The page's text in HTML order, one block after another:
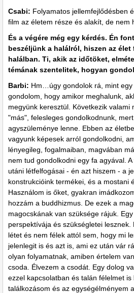
Csabi: Folyamatos jellemfejlődésben
film az életem része és alakít, de nem
És a végére még egy kérdés. Én
beszéljünk a halálról, hiszen az élet
halálban. Ti, akik az időtöket,
témának szentelitek, hogyan
Barbi: Hm…úgy gondolok rá, mint
gondolom, hogy amikor meghalunk,
megyünk keresztül. Következik valami
"más", felesleges gondolkodnunk,
agyszüleménye lenne. Ebben az
vagyunk képesek arról gondolkodni,
lényegileg, fogalmaiban, magvában
nem tud gondolkodni egy fa agyával.
utáni létfelfogásai - én azt hiszem - a
konstrukcióink termékei, és a mostani
Használom is őket, gyakran
hozzám a buddhizmus. De ezek a
magocskának van szüksége rájuk.
perspektívája és szükségletei lesznek.
létet és nem félek attól sem, hogy mi
jelenlegit is és azt is, ami ez után vár
olyan folyamatnak, amiben értelem
csoda. Élvezem a csodát. Egy dolog
ezzel kapcsolatban és talán félelmet is
találkozásom és az egységélményem